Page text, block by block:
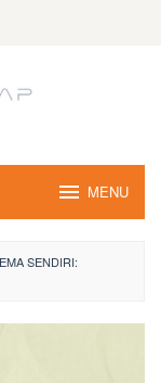
MENU
SENDIRI: